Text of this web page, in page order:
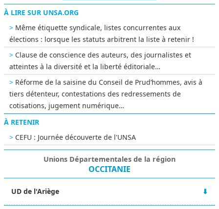
À LIRE SUR UNSA.ORG
Même étiquette syndicale, listes concurrentes aux
élections : lorsque les statuts arbitrent la liste à retenir !
Clause de conscience des auteurs, des journalistes et
atteintes à la diversité et la liberté éditoriale…
Réforme de la saisine du Conseil de Prud’hommes, avis à
tiers détenteur, contestations des redressements de
cotisations, jugement numérique…
À RETENIR
CEFU : Journée découverte de l'UNSA
Unions Départementales de la région
OCCITANIE
UD de l'Ariège